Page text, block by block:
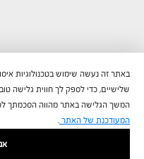
שלישיים, כדי לספק לך חווית גלישה
המשך הגלישה באתר מהווה הסכמתך
המעודכנת של האתר .